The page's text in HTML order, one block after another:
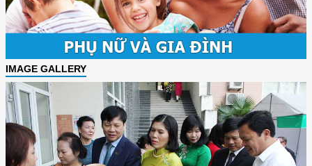
IMAGE GALLERY